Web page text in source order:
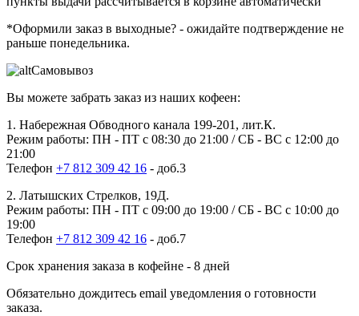
*Оформили заказ в выходные? - ожидайте подтверждение не
раньше понедельника.
Самовывоз
Вы можете забрать заказ из наших кофеен:
1. Набережная Обводного канала 199-201, лит.К.
Режим работы: ПН - ПТ с 08:30 до 21:00 / СБ - ВС с 12:00 до
21:00
Телефон +7 812 309 42 16 - доб.3
2. Латышских Стрелков, 19Д.
Режим работы: ПН - ПТ с 09:00 до 19:00 / СБ - ВС с 10:00 до
19:00
Телефон +7 812 309 42 16 - доб.7
Срок хранения заказа в кофейне - 8 дней
Обязательно дождитесь email уведомления о готовности
заказа.